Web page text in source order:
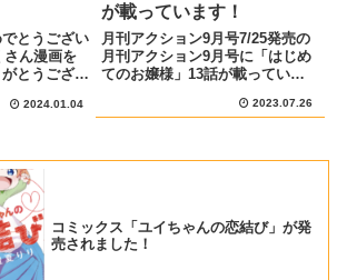
とうござい
さん漫画を
とうござい
励みになり
きま...
2024.01.04
が載っています！
月刊アクション9月号7/25発売の
月刊アクション9月号に「はじめ
てのお嬢様」13話が載っていま
と水着を買いに来た御城。いろん
る事に！単行本1巻も発売中...
2023.07.26
コミックス「ユイちゃんの恋結び」が発
売されました！